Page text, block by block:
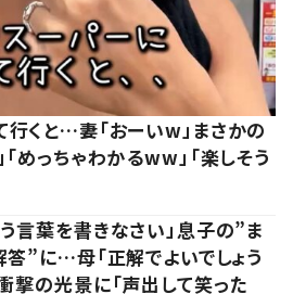
くと…妻「おーいw」まさかの
めっちゃわかるww」「楽しそう
う言葉を書きなさい」息子の”ま
”に…母「正解でよいでしょう
撃の光景に「声出して笑った